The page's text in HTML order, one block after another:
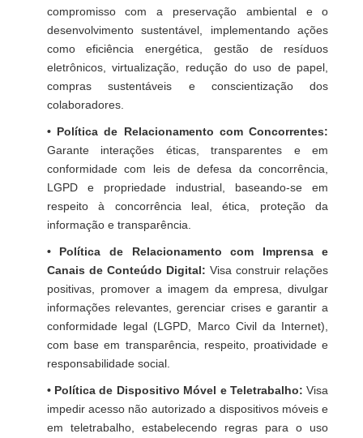
compromisso com a preservação ambiental e o
desenvolvimento sustentável, implementando ações
como eficiência energética, gestão de resíduos
eletrônicos, virtualização, redução do uso de papel,
compras sustentáveis e conscientização dos
colaboradores.
• Política de Relacionamento com Concorrentes:
Garante interações éticas, transparentes e em
conformidade com leis de defesa da concorrência,
LGPD e propriedade industrial, baseando-se em
respeito à concorrência leal, ética, proteção da
informação e transparência.
• Política de Relacionamento com Imprensa e
Canais de Conteúdo Digital: Visa construir relações
positivas, promover a imagem da empresa, divulgar
informações relevantes, gerenciar crises e garantir a
conformidade legal (LGPD, Marco Civil da Internet),
com base em transparência, respeito, proatividade e
responsabilidade social.
• Política de Dispositivo Móvel e Teletrabalho: Visa
impedir acesso não autorizado a dispositivos móveis e
em teletrabalho, estabelecendo regras para o uso